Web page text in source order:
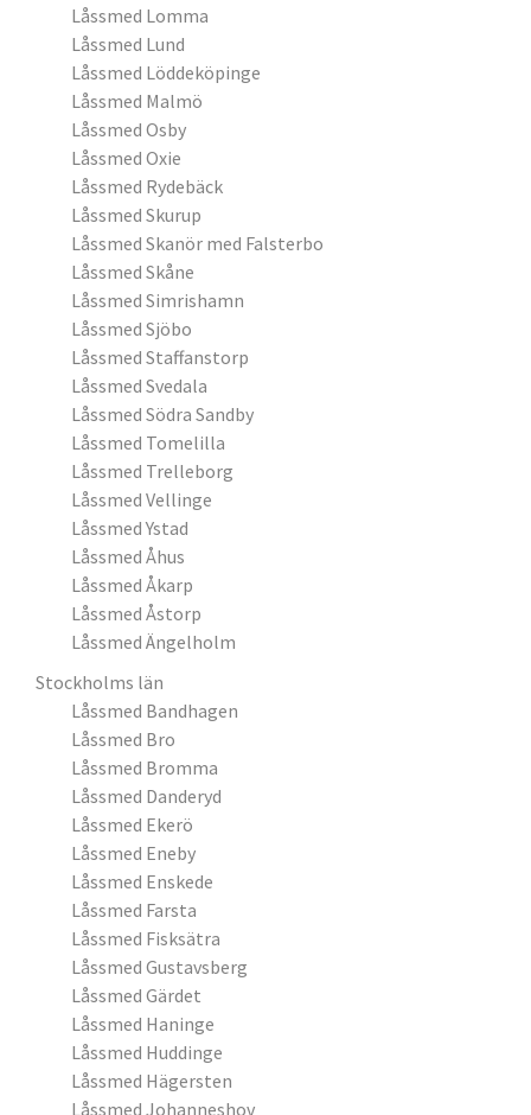
Låssmed Lomma
Låssmed Lund
Låssmed Löddeköpinge
Låssmed Malmö
Låssmed Osby
Låssmed Oxie
Låssmed Rydebäck
Låssmed Skurup
Låssmed Skanör med Falsterbo
Låssmed Skåne
Låssmed Simrishamn
Låssmed Sjöbo
Låssmed Staffanstorp
Låssmed Svedala
Låssmed Södra Sandby
Låssmed Tomelilla
Låssmed Trelleborg
Låssmed Vellinge
Låssmed Ystad
Låssmed Åhus
Låssmed Åkarp
Låssmed Åstorp
Låssmed Ängelholm
Stockholms län
Låssmed Bandhagen
Låssmed Bro
Låssmed Bromma
Låssmed Danderyd
Låssmed Ekerö
Låssmed Eneby
Låssmed Enskede
Låssmed Farsta
Låssmed Fisksätra
Låssmed Gustavsberg
Låssmed Gärdet
Låssmed Haninge
Låssmed Huddinge
Låssmed Hägersten
Låssmed Johanneshov